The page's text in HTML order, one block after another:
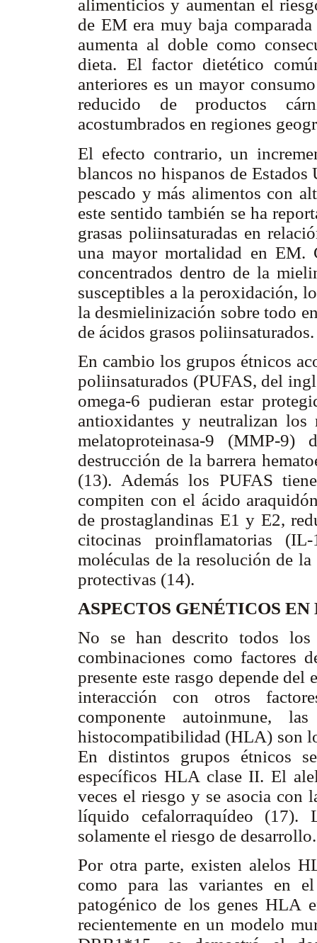
alimenticios y aumentan el
de EM era muy baja
aumenta al doble como
dieta. El factor dietético
anteriores es un mayor
reducido de productos
acostumbrados en regiones
El efecto contrario, un
blancos no hispanos de
pescado y más alimentos con
este sentido también se ha
grasas poliinsaturadas en
una mayor mortalidad en EM.
concentrados dentro de la
susceptibles a la peroxidación,
la desmielinización sobre todo
de ácidos grasos poliinsaturados.
En cambio los grupos étnicos
poliinsaturados (PUFAS, del
omega-6 pudieran estar
antioxidantes y neutralizan
melatoproteinasa-9 (MMP-
destrucción de la barrera
(13). Además los PUFAS
compiten con el ácido
de prostaglandinas E1 y E2,
citocinas proinflamatorias
moléculas de la resolución de
protectivas (14).
ASPECTOS GENÉTICOS
No se han descrito todos
combinaciones como factores
presente este rasgo depende
interacción con otros
componente autoinmune,
histocompatibilidad (HLA) son
En distintos grupos étnicos
específicos HLA clase II. El
veces el riesgo y se asocia con
líquido cefalorraquídeo (17).
solamente el riesgo de desarrollo.
Por otra parte, existen alelos
como para las variantes en
patogénico de los genes HLA
recientemente en un modelo